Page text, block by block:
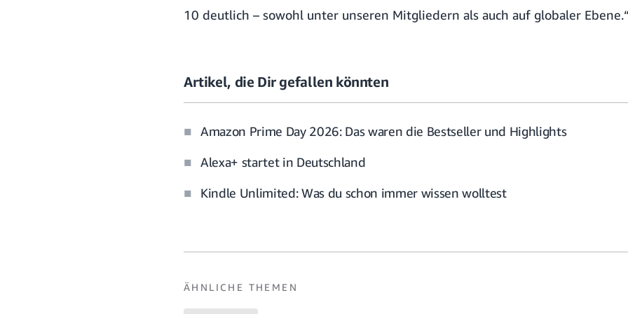
10 deutlich – sowohl unter unseren Mitgliedern als auch auf globaler
Artikel, die Dir gefallen könnten
Amazon Prime Day 2026: Das waren die Bestseller und Highlights
Alexa+ startet in Deutschland
Kindle Unlimited: Was du schon immer wissen wolltest
ÄHNLICHE THEMEN